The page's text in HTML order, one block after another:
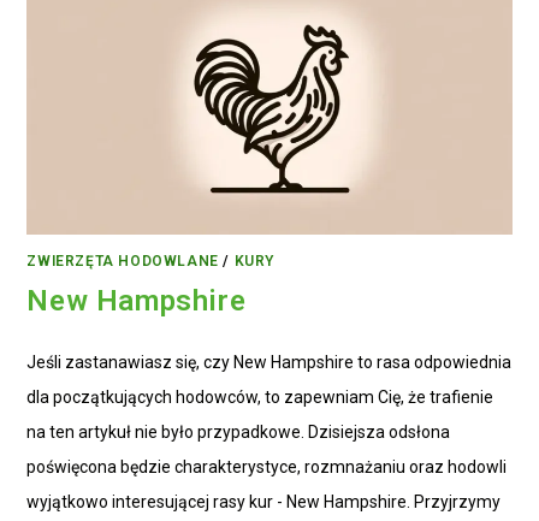
ZWIERZĘTA HODOWLANE / KURY
New Hampshire
Jeśli zastanawiasz się, czy New Hampshire to rasa odpowiednia
dla początkujących hodowców, to zapewniam Cię, że trafienie
na ten artykuł nie było przypadkowe. Dzisiejsza odsłona
poświęcona będzie charakterystyce, rozmnażaniu oraz hodowli
wyjątkowo interesującej rasy kur - New Hampshire. Przyjrzymy